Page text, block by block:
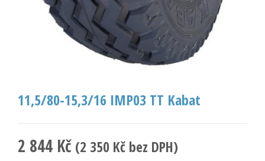
11,5/80-15,3/16 IMP03 TT Kabat
2 844 Kč (2 350 Kč bez DPH)